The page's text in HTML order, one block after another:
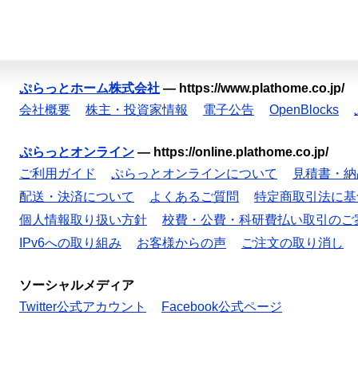
ぷらっとホーム株式会社 — https://www.plathome.co.jp/
会社概要
株主・投資家情報 電子公告 OpenBlocks
ぷらっとオンライン — https://online.plathome.co.jp/
ご利用ガイド
ぷらっとオンラインについて
見積書・
配送・決済について
よくあるご質問
特定商取引法に
個人情報取り扱い方針
校費・公費・科研費払い取引のご
IPv6への取り組み
お客様からの声 ご注文の取り消し
ソーシャルメディア
Twitter公式アカウント
Facebook公式ページ